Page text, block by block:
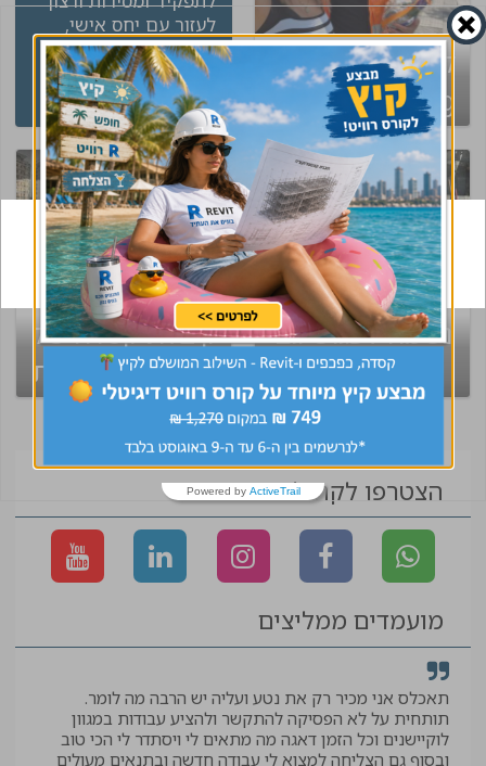
קיבלת קסדה של
CivilEng ? עשית
שינוי בקריירה
לעזור עם יחס אישי,
אלופים!
עינבראש צוות תכנון
נשמח לפגוש גם
אתכם!
קיבלת קסדה של
CivilEng ? עשית
שינוי בקריירה
הצטרפו לקהילה
מועמדים ממליצים
תאכלס אני מכיר רק את נטע ועליה יש הרבה מה לומר.
תותחית על לא הפסיקה להתקשר ולהציע עבודות במגוון
לוקיישנים וכל הזמן דאגה מה מתאים לי ויסתדר לי הכי טוב
ובסוף גם הצליחה למצוא לי עבודה חדשה ובתנאים מעולים
Powered by ActiveTrail